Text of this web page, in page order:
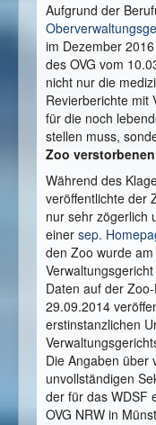
Aufgrund der
im Dezember
des OVG vom
nicht nur die
Revierberichte mit
für die noch
stellen muss,
Zoo
Während des
veröffentlichte der
nur sehr zögerlich
einer sep.
den Zoo wurde
Daten auf der
29.09.2014
erstinstanzlichen
Die Angaben über
unvollständigen
der für das WDSF
OVG NRW in